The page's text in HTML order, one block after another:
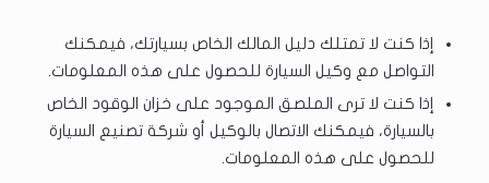
إذا كنت لا تمتلك دليل المالك الخاص بسيارتك، فيمكنك
التواصل مع وكيل السيارة للحصول على هذه المعلومات.
إذا كنت لا ترى الملصق الموجود على خزان الوقود الخاص
بالسيارة، فيمكنك الاتصال بالوكيل أو شركة تصنيع السيارة
للحصول على هذه المعلومات.